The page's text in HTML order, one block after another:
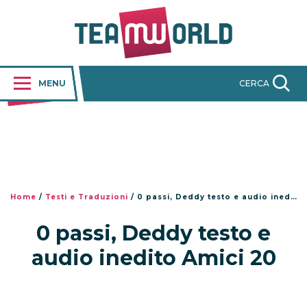
MENU CERCA
Home / Testi e Traduzioni / 0 passi, Deddy testo e audio inedito Amici 20
0 passi, Deddy testo e
audio inedito Amici 20